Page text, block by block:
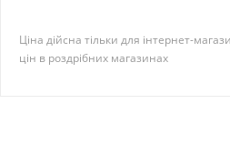
Ціна дійсна тільки для інтернет-
цін в роздрібних магазинах